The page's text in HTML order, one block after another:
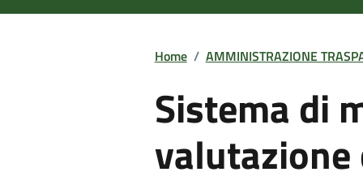
Home / AMMINISTRAZIONE
Sistema di